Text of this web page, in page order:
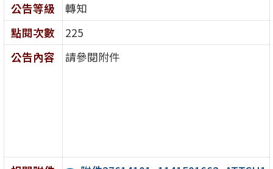
公告等級
轉知
點閱次數
225
公告內容
請參閱附件